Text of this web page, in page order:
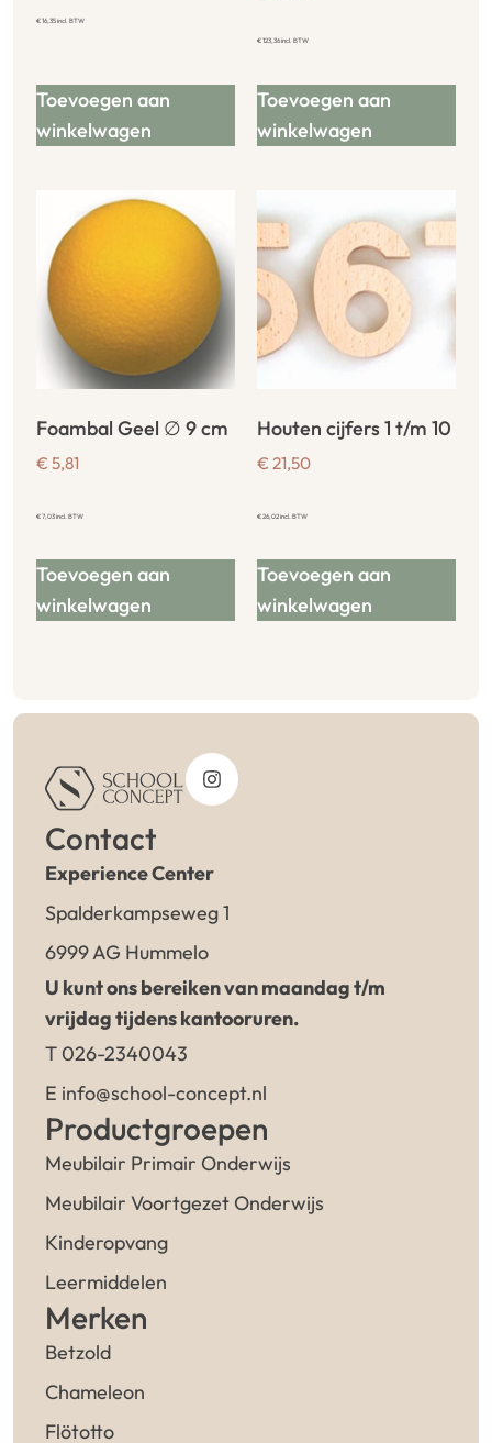
€16,35incl. BTW
Toevoegen aan
winkelwagen
€123,36incl. BTW
Toevoegen aan
winkelwagen
Foambal Geel ∅ 9 cm
€ 5,81
€7,03incl. BTW
Toevoegen aan
winkelwagen
Houten cijfers 1 t/m 10
€ 21,50
€26,02incl. BTW
Toevoegen aan
winkelwagen
Contact
Experience Center
Spalderkampseweg 1
6999 AG Hummelo
U kunt ons bereiken van maandag t/m
vrijdag tijdens kantooruren.
T 026-2340043
E info@school-concept.nl
Productgroepen
Meubilair Primair Onderwijs
Meubilair Voortgezet Onderwijs
Kinderopvang
Leermiddelen
Merken
Betzold
Chameleon
Flötotto